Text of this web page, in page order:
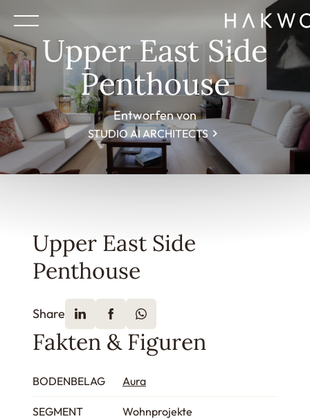
Upper East Side
Penthouse
Entworfen von
STUDIO AI ARCHITECTS
Upper East Side
Penthouse
Share
Fakten & Figuren
BODENBELAG Aura
SEGMENT Wohnprojekte